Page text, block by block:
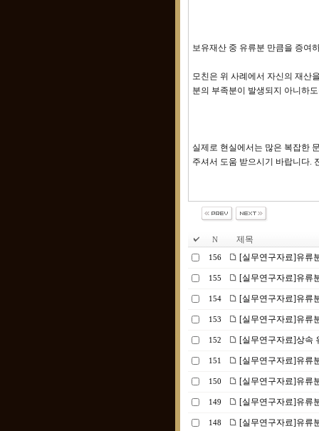
보유재산 중 유류분 만큼을 증여
모친은 위 사례에서 자신의 재산
분의 부족분이 발생되지 아니하
실제로 현실에서는 많은 복잡한
주셔서 도움 받으시기 바랍니다.
N 제목
156 [실무연구자료]유류
155 [실무연구자료]유류
154 [실무연구자료]유류
153 [실무연구자료]유류
152 [실무연구자료]상속
151 [실무연구자료]유류
150 [실무연구자료]유류
149 [실무연구자료]유류
148 [실무연구자료]유류